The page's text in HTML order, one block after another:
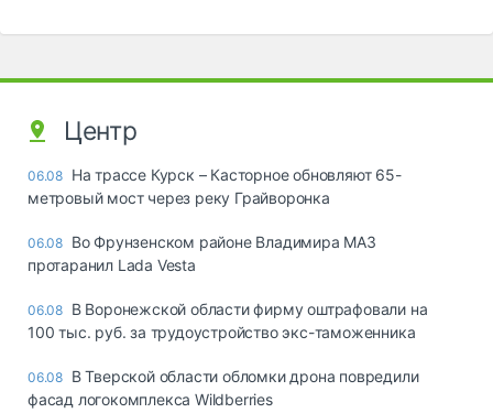
Центр
06.08 На трассе Курск – Касторное обновляют 65-
метровый мост через реку Грайворонка
06.08 Во Фрунзенском районе Владимира МАЗ
протаранил Lada Vesta
06.08 В Воронежской области фирму оштрафовали на
100 тыс. руб. за трудоустройство экс-таможенника
06.08 В Тверской области обломки дрона повредили
фасад логокомплекса Wildberries